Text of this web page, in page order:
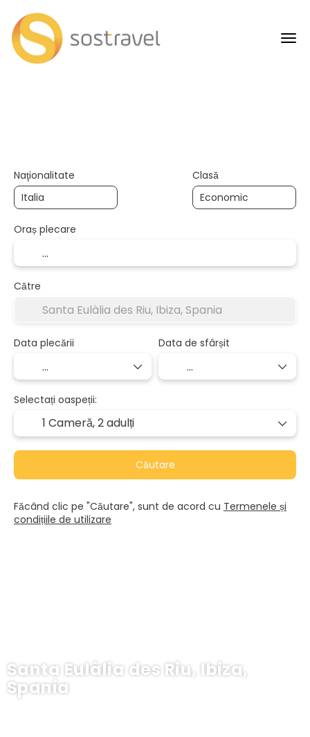
Santa Eulàlia des Riu, Ibiza,
Spania
Naţionalitate Clasă
Oraș plecare
Către
Data plecării Data de sfârșit
Selectați oaspeții:
1 Cameră,2 adulți
Căutare
Făcând clic pe "Căutare", sunt de acord cu Termenele și
condițiile de utilizare